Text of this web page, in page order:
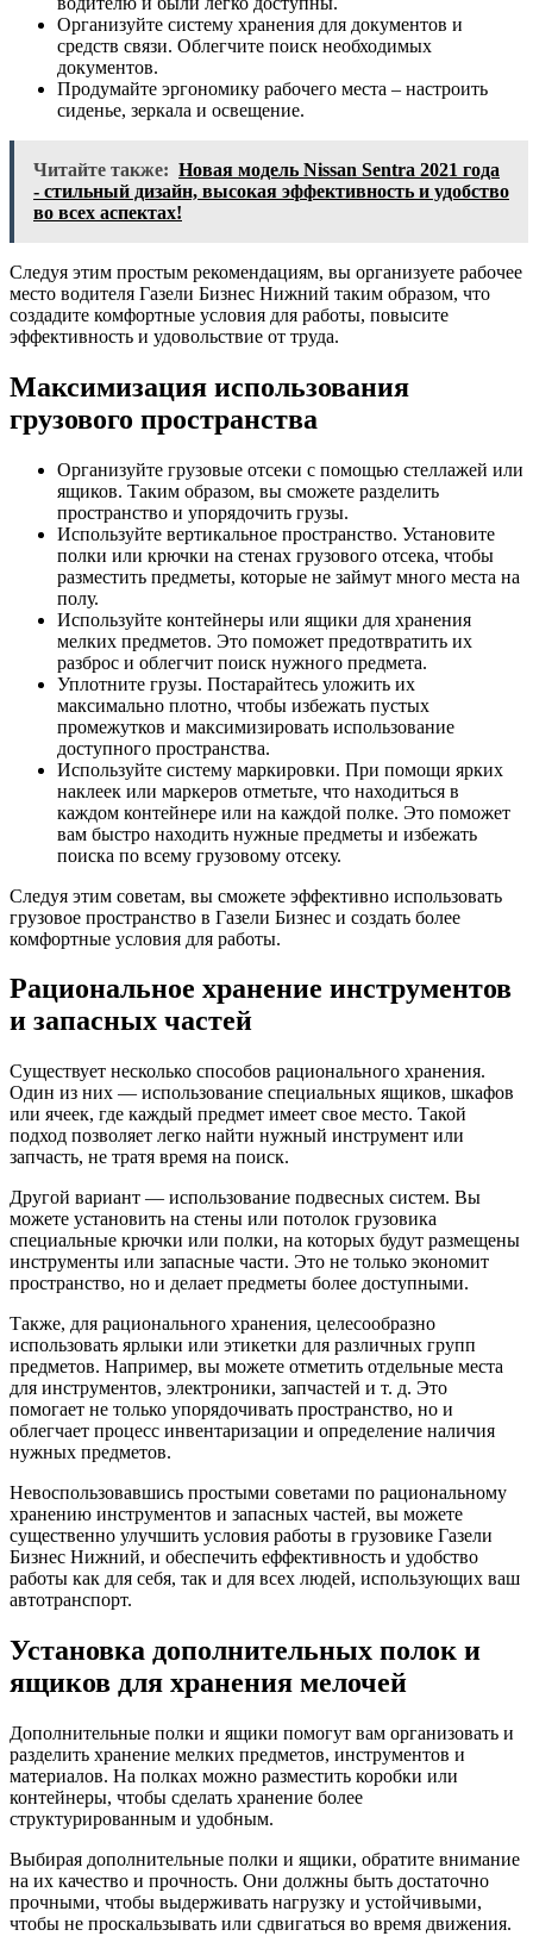
Организуйте систему хранения для документов и
средств связи. Облегчите поиск необходимых
документов.
Продумайте эргономику рабочего места – настроить
сиденье, зеркала и освещение.
Читайте также: Новая модель Nissan Sentra 2021 года
- стильный дизайн, высокая эффективность и удобство
во всех аспектах!
Следуя этим простым рекомендациям, вы организуете рабочее
место водителя Газели Бизнес Нижний таким образом, что
создадите комфортные условия для работы, повысите
эффективность и удовольствие от труда.
Максимизация использования
грузового пространства
Организуйте грузовые отсеки с помощью стеллажей или
ящиков. Таким образом, вы сможете разделить
пространство и упорядочить грузы.
Используйте вертикальное пространство. Установите
полки или крючки на стенах грузового отсека, чтобы
разместить предметы, которые не займут много места на
полу.
Используйте контейнеры или ящики для хранения
мелких предметов. Это поможет предотвратить их
разброс и облегчит поиск нужного предмета.
Уплотните грузы. Постарайтесь уложить их
максимально плотно, чтобы избежать пустых
промежутков и максимизировать использование
доступного пространства.
Используйте систему маркировки. При помощи ярких
наклеек или маркеров отметьте, что находиться в
каждом контейнере или на каждой полке. Это поможет
вам быстро находить нужные предметы и избежать
поиска по всему грузовому отсеку.
Следуя этим советам, вы сможете эффективно использовать
грузовое пространство в Газели Бизнес и создать более
комфортные условия для работы.
Рациональное хранение инструментов
и запасных частей
Существует несколько способов рационального хранения.
Один из них — использование специальных ящиков, шкафов
или ячеек, где каждый предмет имеет свое место. Такой
подход позволяет легко найти нужный инструмент или
запчасть, не тратя время на поиск.
Другой вариант — использование подвесных систем. Вы
можете установить на стены или потолок грузовика
специальные крючки или полки, на которых будут размещены
инструменты или запасные части. Это не только экономит
пространство, но и делает предметы более доступными.
Также, для рационального хранения, целесообразно
использовать ярлыки или этикетки для различных групп
предметов. Например, вы можете отметить отдельные места
для инструментов, электроники, запчастей и т. д. Это
помогает не только упорядочивать пространство, но и
облегчает процесс инвентаризации и определение наличия
нужных предметов.
Невоспользовавшись простыми советами по рациональному
хранению инструментов и запасных частей, вы можете
существенно улучшить условия работы в грузовике Газели
Бизнес Нижний, и обеспечить еффективность и удобство
работы как для себя, так и для всех людей, использующих ваш
автотранспорт.
Установка дополнительных полок и
ящиков для хранения мелочей
Дополнительные полки и ящики помогут вам организовать и
разделить хранение мелких предметов, инструментов и
материалов. На полках можно разместить коробки или
контейнеры, чтобы сделать хранение более
структурированным и удобным.
Выбирая дополнительные полки и ящики, обратите внимание
на их качество и прочность. Они должны быть достаточно
прочными, чтобы выдерживать нагрузку и устойчивыми,
чтобы не проскальзывать или сдвигаться во время движения.